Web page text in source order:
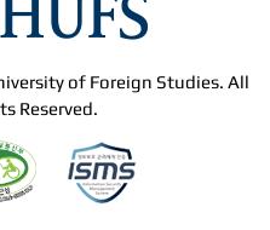
of Foreign Studies. All
Reserved.